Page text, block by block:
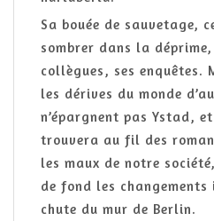
Sa bouée de sauvetage,
sombrer dans la déprime,
collègues, ses enquêtes.
les dérives du monde
n’épargnent pas Ystad,
trouvera au fil des
les maux de notre
de fond les
chute du mur de Berlin.